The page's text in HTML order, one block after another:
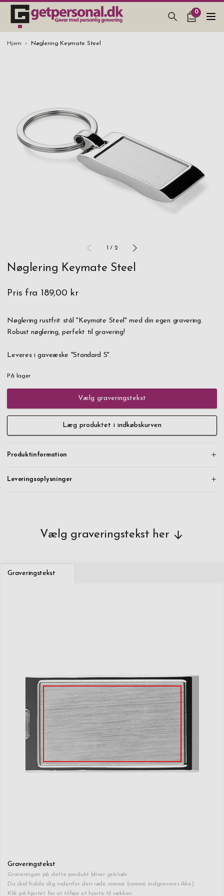
0
GAVEARTIKLAR & TING
BRYLLUPSGAVE 2026
STUDENTERGAVE 2026
Hjem Nøglering Keymate Steel
1 / 2
Nøglering Keymate Steel
Pris fra 189,00 kr
Nøglering rustfrit stål "Keymate Steel" med din egen gravering.
Robust nøglering, perfekt til gravering!
Leveres i gaveæske "Standard S".
På lager
Vælg graveringstekst
Læg produktet i indkøbskurven
Produktinformation
Leveringsoplysninger
Vælg graveringstekst her
Graveringstekst
Graveringstekst
Graveringen på dette produkt bliver grå/sølv.
Du skal holde dig indenfor den røde ramme (ramme indgraveres ikke).
Klik på hjertet for at tilføje et hjerte til rækken.